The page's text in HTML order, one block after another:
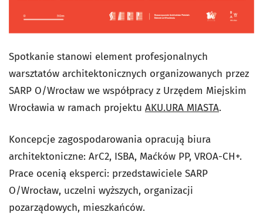
Spotkanie stanowi element profesjonalnych
warsztatów architektonicznych organizowanych przez
SARP O/Wrocław we współpracy z Urzędem Miejskim
Wrocławia w ramach projektu AKU.URA MIASTA.
Koncepcje zagospodarowania opracują biura
architektoniczne: ArC2, ISBA, Maćków PP, VROA-CH+.
Prace ocenią eksperci: przedstawiciele SARP
O/Wrocław, uczelni wyższych, organizacji
pozarządowych, mieszkańców.